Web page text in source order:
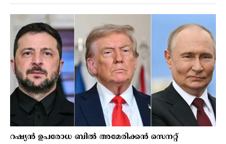
റഷ്യന്‍ ഉപരോധ ബില്‍ അമേരിക്കന്‍ സെനറ്റ്